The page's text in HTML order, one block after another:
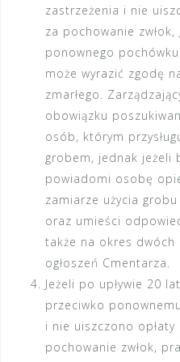
zastrzeżenia i nie
za pochowanie
ponownego
może wyrazić zgodę
zmarłego.
obowiązku
osób, którym
grobem, jednak jeżeli
powiadomi osobę
zamiarze użycia
oraz umieści
także na okres
ogłoszeń Cmentarza.
Jeżeli po upływie 20
przeciwko
i nie uiszczono
pochowanie zwłok,